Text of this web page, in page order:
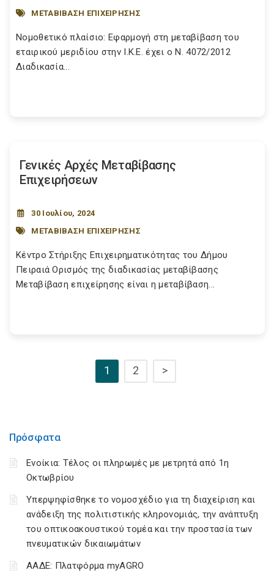
Πρόσφατα
Ενοίκια: Τέλος οι πληρωμές με μετρητά από 1η
Οκτωβρίου
Υπερψηφίσθηκε το νομοσχέδιο για τη διαχείριση και
ανάδειξη της πολιτιστικής κληρονομιάς, την ανάπτυξη
του οπτικοακουστικού τομέα και την προστασία των
πνευματικών δικαιωμάτων
ΑΑΔΕ: Πλατφόρμα myAGRO
ΜΕΤΑΒΙΒΑΣΗ ΕΠΙΧΕΙΡΗΣΗΣ
Νομοθετικό πλαίσιο: Εφαρμογή στη μεταβίβαση του
εταιρικού μεριδίου στην Ι.Κ.Ε. έχει ο Ν. 4072/2012
Διαδικασία...
Γενικές Αρχές Μεταβίβασης
Επιχειρήσεων
30 Ιουλίου, 2024
ΜΕΤΑΒΙΒΑΣΗ ΕΠΙΧΕΙΡΗΣΗΣ
Κέντρο Στήριξης Επιχειρηματικότητας του Δήμου
Πειραιά Ορισμός της διαδικασίας μεταβίβασης
Μεταβίβαση επιχείρησης είναι η μεταβίβαση...
1 2 >